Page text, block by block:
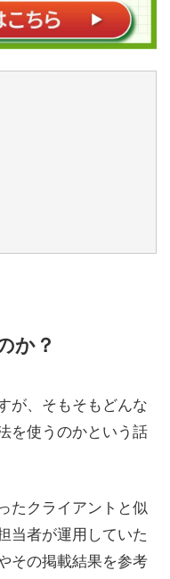
か？
が、そもそもどんな
を使うのかという話
たクライアントと似
当者が運用していた
その掲載結果を参考